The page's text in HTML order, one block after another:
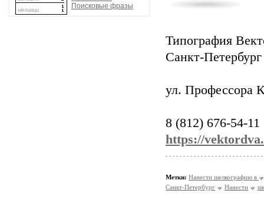
Поисковые фразы
Типография
Санкт-Петербург
ул. Профессора
8 (812) 676-54-11
https://
Метки: Нанести шелкографию в
Санкт-Петербург
Нанести